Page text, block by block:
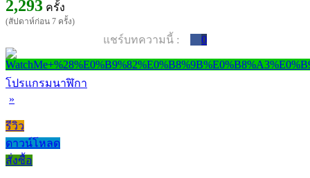
2,293 ครั้ง
(สัปดาห์ก่อน 7 ครั้ง)
แชร์บทความนี้ : 0
โปรแกรมนาฬิกา
»
รีวิว
ดาวน์โหลด
สั่งซื้อ